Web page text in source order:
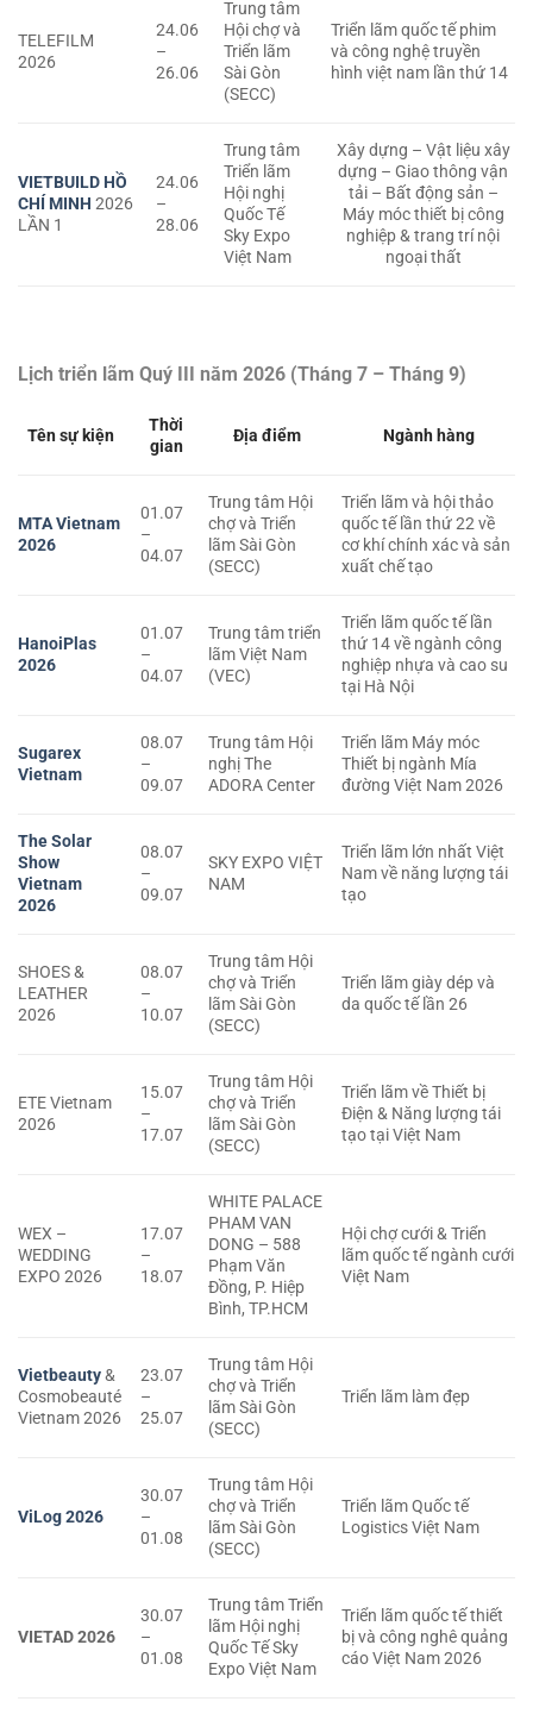
TELEFILM
2026
24.06
–
26.06
Trung tâm
Hội chợ và
Triển lãm
Sài Gòn
(SECC)
Triển lãm quốc tế phim
và công nghệ truyền
hình việt nam lần thứ 14
VIETBUILD HỒ
CHÍ MINH 2026
LẦN 1
24.06
–
28.06
Trung tâm
Triển lãm
Hội nghị
Quốc Tế
Sky Expo
Việt Nam
Xây dựng – Vật liệu xây
dựng – Giao thông vận
tải – Bất động sản –
Máy móc thiết bị công
nghiệp & trang trí nội
ngoại thất
Lịch triển lãm Quý III năm 2026 (Tháng 7 – Tháng 9)
Tên sự kiện
Thời
gian
Địa điểm Ngành hàng
MTA Vietnam
2026
01.07
–
04.07
Trung tâm Hội
chợ và Triển
lãm Sài Gòn
(SECC)
Triển lãm và hội thảo
quốc tế lần thứ 22 về
cơ khí chính xác và sản
xuất chế tạo
HanoiPlas
2026
01.07
–
04.07
Trung tâm triển
lãm Việt Nam
(VEC)
Triển lãm quốc tế lần
thứ 14 về ngành công
nghiệp nhựa và cao su
tại Hà Nội
Sugarex
Vietnam
08.07
–
09.07
Trung tâm Hội
nghị The
ADORA Center
Triển lãm Máy móc
Thiết bị ngành Mía
đường Việt Nam 2026
The Solar
Show
Vietnam
2026
08.07
–
09.07
SKY EXPO VIỆT
NAM
Triển lãm lớn nhất Việt
Nam về năng lượng tái
tạo
SHOES &
LEATHER
2026
08.07
–
10.07
Trung tâm Hội
chợ và Triển
lãm Sài Gòn
(SECC)
Triển lãm giày dép và
da quốc tế lần 26
ETE Vietnam
2026
15.07
–
17.07
Trung tâm Hội
chợ và Triển
lãm Sài Gòn
(SECC)
Triển lãm về Thiết bị
Điện & Năng lượng tái
tạo tại Việt Nam
WEX –
WEDDING
EXPO 2026
17.07
–
18.07
WHITE PALACE
PHAM VAN
DONG – 588
Phạm Văn
Đồng, P. Hiệp
Bình, TP.HCM
Hội chợ cưới & Triển
lãm quốc tế ngành cưới
Việt Nam
Vietbeauty&
Cosmobeauté
Vietnam 2026
23.07
–
25.07
Trung tâm Hội
chợ và Triển
lãm Sài Gòn
(SECC)
Triển lãm làm đẹp
ViLog 2026
30.07
–
01.08
Trung tâm Hội
chợ và Triển
lãm Sài Gòn
(SECC)
Triển lãm Quốc tế
Logistics Việt Nam
VIETAD 2026
30.07
–
01.08
Trung tâm Triển
lãm Hội nghị
Quốc Tế Sky
Expo Việt Nam
Triển lãm quốc tế thiết
bị và công nghê quảng
cáo Việt Nam 2026